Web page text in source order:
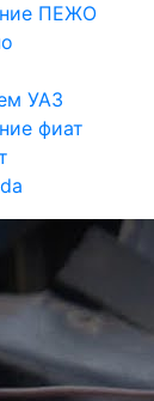
ПЕЖО
УАЗ
фиат